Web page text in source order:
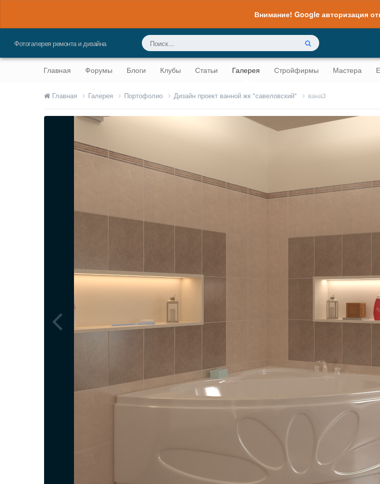
Внимание! Google авторизация
Фотогалерея ремонта и дизайна
Главная Форумы Блоги Клубы Статьи Галерея Стройфирмы Мастера
Главная Галерея Портофолио Дизайн проект ванной жк "савеловский" вана3